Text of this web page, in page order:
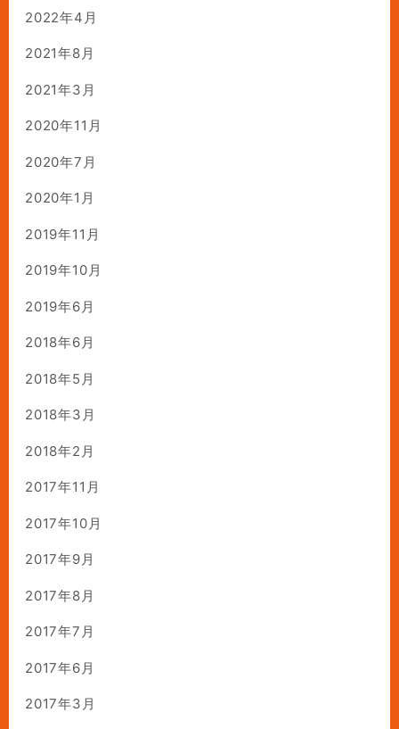
2022年4月
2021年8月
2021年3月
2020年11月
2020年7月
2020年1月
2019年11月
2019年10月
2019年6月
2018年6月
2018年5月
2018年3月
2018年2月
2017年11月
2017年10月
2017年9月
2017年8月
2017年7月
2017年6月
2017年3月